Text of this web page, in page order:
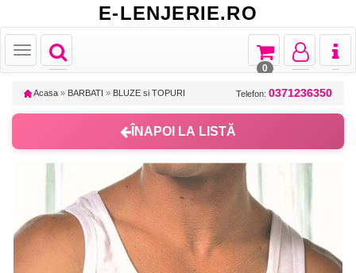
E-LENJERIE.RO
Toggle
navigation
Toggle
Toggle
navigation
Toggle
navigation
Toggle
navigation
0
Acasa » BARBATI » BLUZE si TOPURI Telefon: 0371236350
ÎNAPOI LA LISTĂ